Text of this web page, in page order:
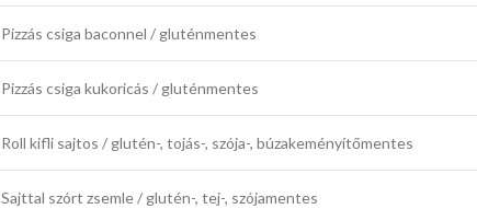
Pizzás csiga baconnel / gluténmentes
Pizzás csiga kukoricás / gluténmentes
Roll kifli sajtos / glutén-, tojás-, szója-, búzakeményítőmentes
Sajttal szórt zsemle / glutén-, tej-, szójamentes